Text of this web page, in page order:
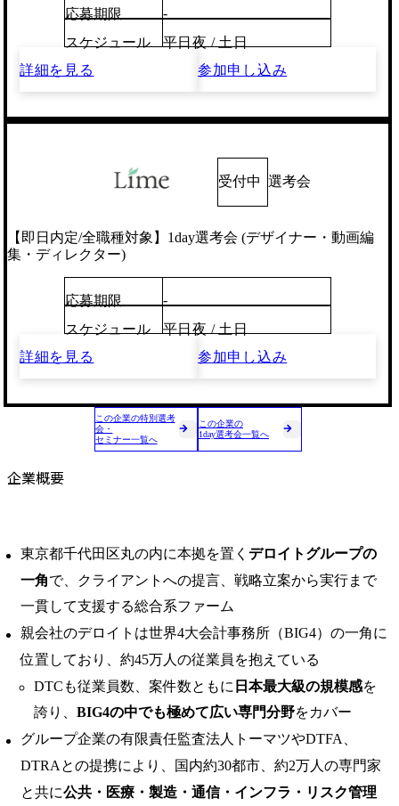
応募期限
-
スケジュール
平日夜 / 土日
詳細を見る
参加申し込み
受付中 選考会
【即日内定/全職種対象】1day選考会 (デザイナー・動画編
集・ディレクター)
応募期限
-
スケジュール
平日夜 / 土日
詳細を見る
参加申し込み
この企業の特別選考
会・
セミナー一覧へ
この企業の
1day選考会一覧へ
企業概要
東京都千代田区丸の内に本拠を置く デロイトグループの
一角で、クライアントへの提言、戦略立案から実行まで
一貫して支援する総合系ファーム
親会社のデロイトは世界4大会計事務所（BIG4）の一角に
位置しており、約45万人の従業員を抱えている
DTCも従業員数、案件数ともに 日本最大級の規模感を
誇り、 BIG4の中でも極めて広い専門分野をカバー
グループ企業の有限責任監査法人トーマツやDTFA、
DTRAとの提携により、国内約30都市、約2万人の専門家
と共に公共・医療・製造・通信・インフラ・リスク管理